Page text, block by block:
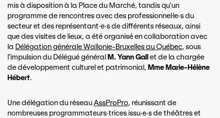
mis à disposition à la Place du Marché, tandis qu’un
programme de rencontres avec des professionnel·le·s du
secteur et des représentant·e·s de différents réseaux, ainsi
que des visites de lieux, a été organisé en collaboration avec
la Délégation générale Wallonie-Bruxelles au Québec, sous
l’impulsion du Délégué général M. Yann Gall et de la chargée
de développement culturel et patrimonial, Mme Marie-Hélène
Hébert.
Une délégation du réseauAssProPro, réunissant de
nombreuses programmateurs·trices issu·e·s de théâtres et